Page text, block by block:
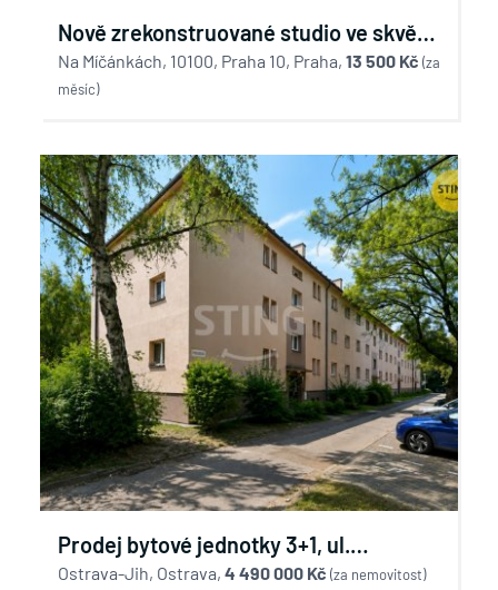
Nově zrekonstruované studio ve skvělé
lokalitě
Na Míčánkách, 10100, Praha 10, Praha, 13 500 Kč (za
měsíc)
Prodej bytové jednotky 3+1, ul.
Provaznická, Ostrava-Hrabůvka
Ostrava-Jih, Ostrava, 4 490 000 Kč (za nemovitost)